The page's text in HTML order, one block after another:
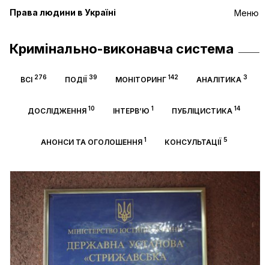
Меню
Права людини в Україні
Кримінально-виконавча система
ВСІ 276 ПОДІЇ 39 МОНІТОРИНГ 142 АНАЛІТИКА 3
ДОСЛІДЖЕННЯ 10 ІНТЕРВ’Ю 1 ПУБЛІЦИСТИКА 14
АНОНСИ ТА ОГОЛОШЕННЯ1 КОНСУЛЬТАЦІЇ5